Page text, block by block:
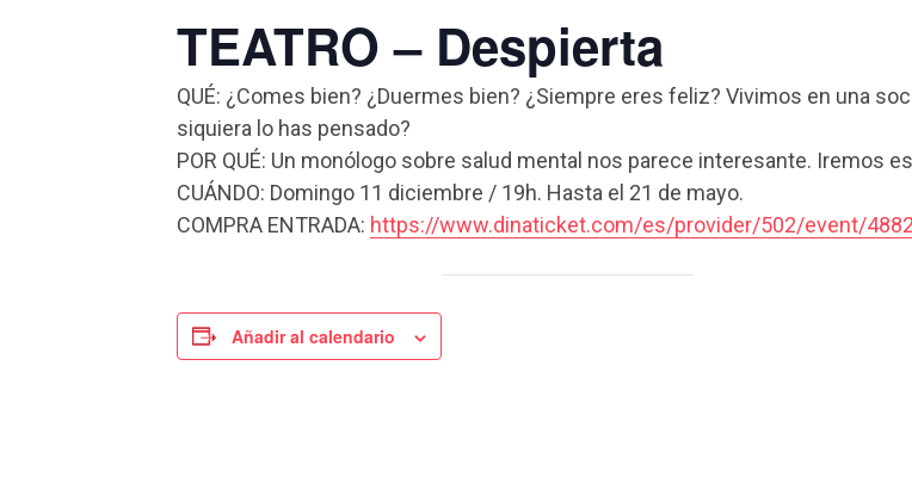
TEATRO – Despierta
QUÉ: ¿Comes bien? ¿Duermes bien? ¿Siempre eres feliz? Vivimos en una
siquiera lo has pensado?
POR QUÉ: Un monólogo sobre salud mental nos parece interesante. Iremos
CUÁNDO: Domingo 11 diciembre / 19h. Hasta el 21 de mayo.
COMPRA ENTRADA: https://www.dinaticket.com/es/provider/502/event/
Añadir al calendario